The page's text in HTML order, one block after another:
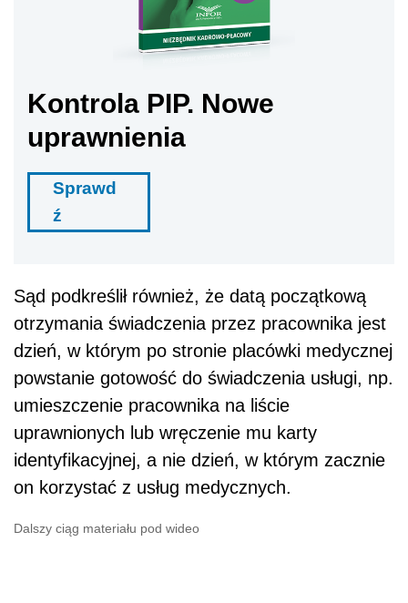
Kontrola PIP. Nowe
uprawnienia
Sprawd
ź
Sąd podkreślił również, że datą początkową
otrzymania świadczenia przez pracownika jest
dzień, w którym po stronie placówki medycznej
powstanie gotowość do świadczenia usługi, np.
umieszczenie pracownika na liście
uprawnionych lub wręczenie mu karty
identyfikacyjnej, a nie dzień, w którym zacznie
on korzystać z usług medycznych.
Dalszy ciąg materiału pod wideo